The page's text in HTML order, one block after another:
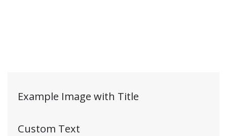
Example Image with Title
Custom Text